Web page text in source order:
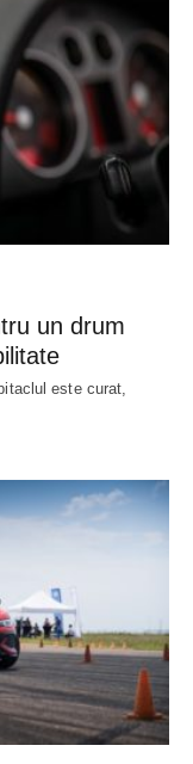
un drum
este curat,